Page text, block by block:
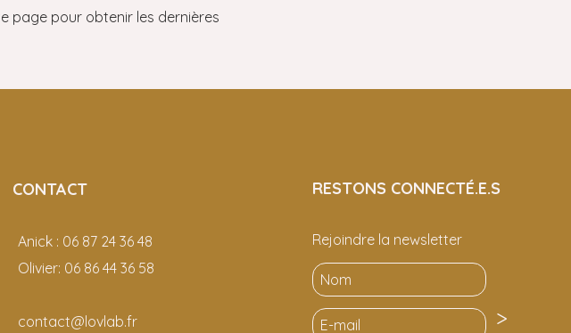
page pour obtenir les dernières
CONTACT
Anick : 06 87 24 36 48
Olivier: 06 86 44 36 58
contact@lovlab.fr
RESTONS CONNECTÉ.E.S
Rejoindre la newsletter
>